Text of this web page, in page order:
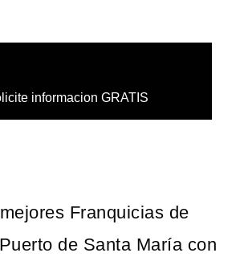
informacion GRATIS
Franquicias de
de Santa María con